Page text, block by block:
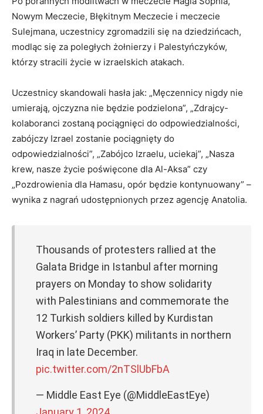
Nowym Meczecie, Błękitnym Meczecie i meczecie
Sulejmana, uczestnicy zgromadzili się na dziedzińcach,
modląc się za poległych żołnierzy i Palestyńczyków,
którzy stracili życie w izraelskich atakach.
Uczestnicy skandowali hasła jak: „Męczennicy nigdy nie
umierają, ojczyzna nie będzie podzielona”, „Zdrajcy-
kolaboranci zostaną pociągnięci do odpowiedzialności,
zabójczy Izrael zostanie pociągnięty do
odpowiedzialności”, „Zabójco Izraelu, uciekaj”, „Nasza
krew, nasze życie poświęcone dla Al-Aksa” czy
„Pozdrowienia dla Hamasu, opór będzie kontynuowany” –
wynika z nagrań udostępnionych przez agencję Anatolia.
Thousands of protesters rallied at the
Galata Bridge in Istanbul after morning
prayers on Monday to show solidarity
with Palestinians and commemorate the
12 Turkish soldiers killed by Kurdistan
Workers’ Party (PKK) militants in northern
Iraq in late December.
pic.twitter.com/2nTSlUbFbA
— Middle East Eye (@MiddleEastEye)